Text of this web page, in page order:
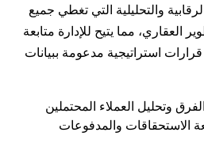
والتحليلية التي تغطي جميع
العقاري، مما يتيح للإدارة متابعة
قرارات استراتيجية مدعومة ببيانات
وتحليل العملاء المحتملين
الاستحقاقات والمدفوعات